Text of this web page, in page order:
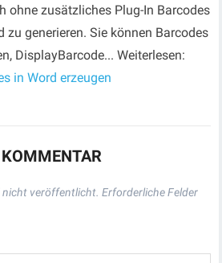
ohne zusätzliches Plug-In Barcodes
zu generieren. Sie können Barcodes
DisplayBarcode... Weiterlesen:
in Word erzeugen
nicht veröffentlicht. Erforderliche Felder